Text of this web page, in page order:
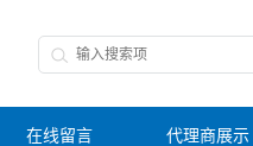
在线留言 代理商展示